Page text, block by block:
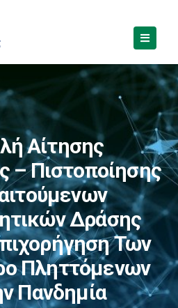
Αίτησης
– Πιστοποίησης
Δράσης
Των
Πληττόμενων
Πανδημία